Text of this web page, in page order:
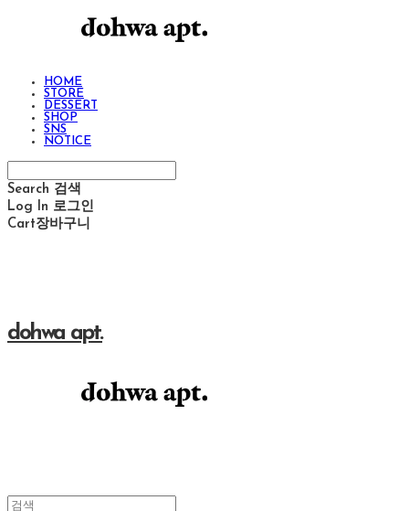
HOME
STORE
DESSERT
SHOP
SNS
NOTICE
Search 검색
Log In 로그인
Cart장바구니
dohwa apt.